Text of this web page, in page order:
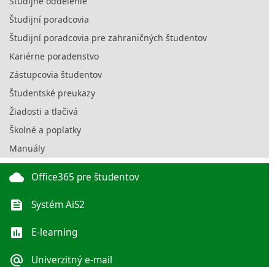
Študijní poradcovia
Študijní poradcovia pre zahraničných študentov
Kariérne poradenstvo
Zástupcovia študentov
Študentské preukazy
Žiadosti a tlačivá
Školné a poplatky
Manuály
cloud Office365 pre študentov
feed Systém AiS2
poll E-learning
alternate_email Univerzitný e-mail